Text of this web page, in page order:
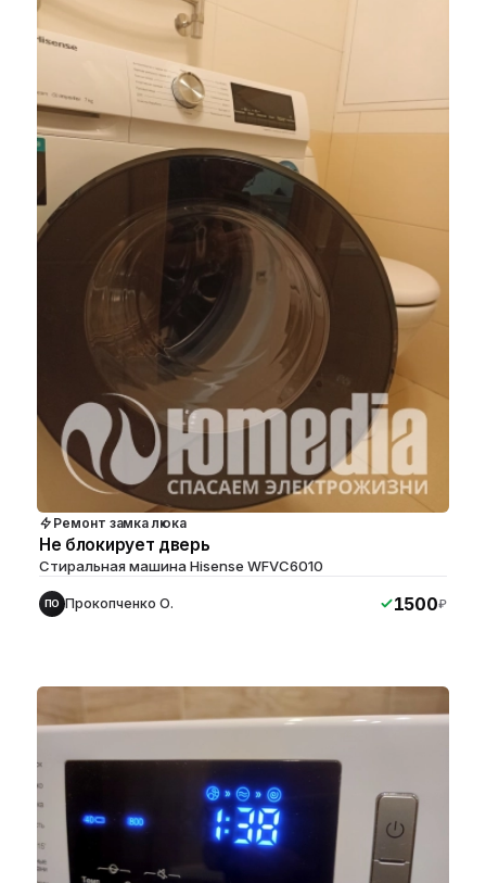
Ремонт замка люка
Не блокирует дверь
Стиральная машина Hisense WFVC6010
ПО Прокопченко О. 1500₽